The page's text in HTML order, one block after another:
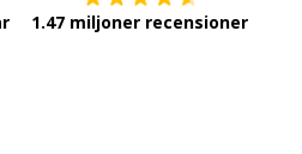
1.47 miljoner recensioner